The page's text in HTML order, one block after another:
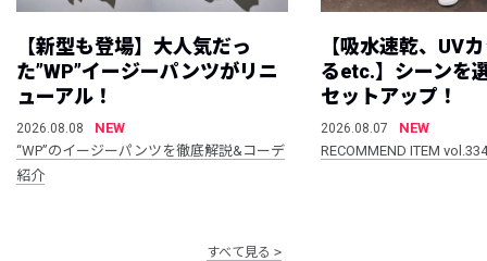
【新型も登場】大人気だっ
た”WP”イージーパンツがリニ
ューアル！
2026.08.08
NEW
“WP”のイージーパンツを徹底解説&コーデ
紹介
【吸水速乾、UV
るetc.】シーンを
セットアップ！
2026.08.07
NEW
RECOMMEND ITEM vol.334
すべて見る